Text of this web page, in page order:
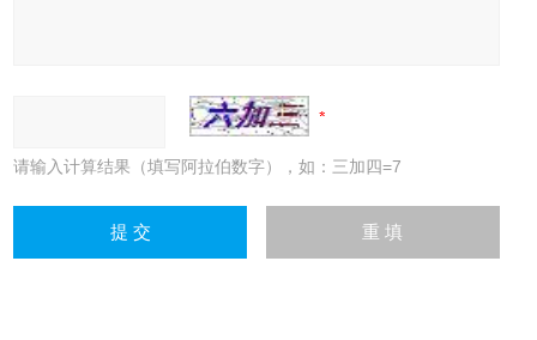
请输入计算结果（填写阿拉伯数字），如：三加四=7